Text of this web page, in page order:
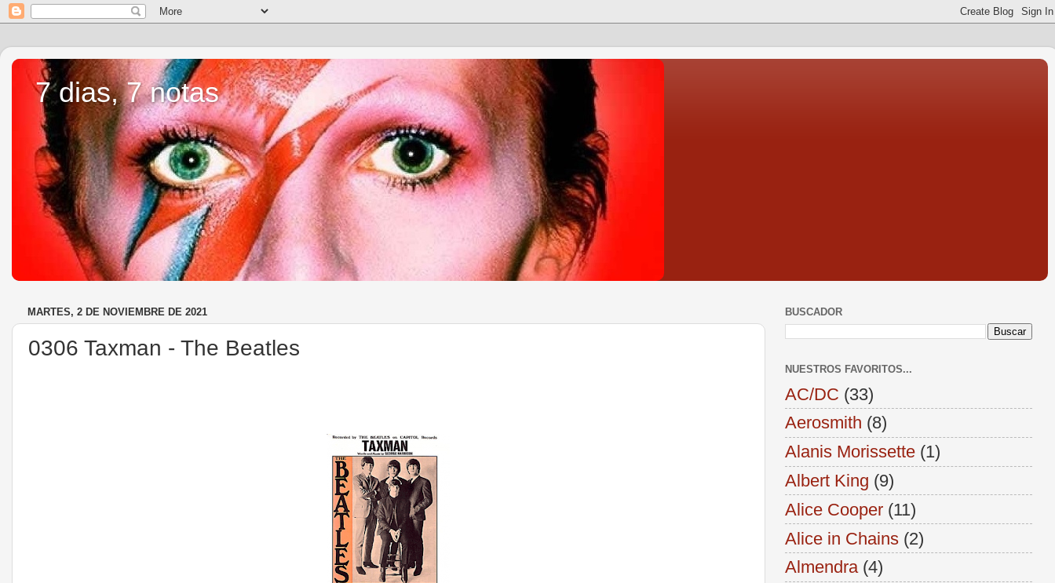
7 dias, 7 notas
MARTES, 2 DE NOVIEMBRE DE 2021
0306 Taxman - The Beatles
BUSCADOR
NUESTROS FAVORITOS...
AC/DC (33)
Aerosmith (8)
Alanis Morissette (1)
Albert King (9)
Alice Cooper (11)
Alice in Chains (2)
Almendra (4)